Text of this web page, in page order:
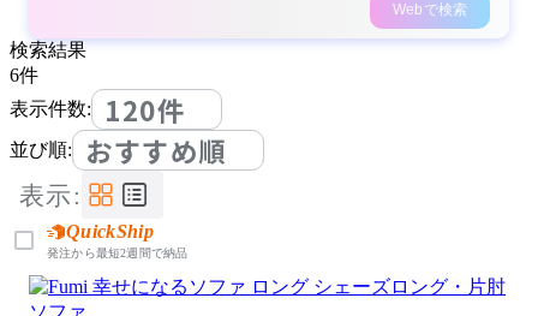
Webで検索
検索結果
6件
表示件数:
120件
並び順: おすすめ順
表示:
QuickShip
発注から最短2週間で納品